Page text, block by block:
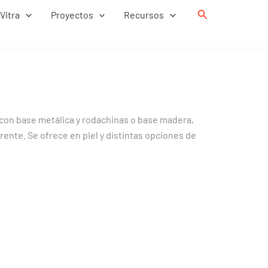
Vitra Proyectos Recursos Buscar
base metálica y rodachinas o base madera,
Se ofrece en piel y distintas opciones de